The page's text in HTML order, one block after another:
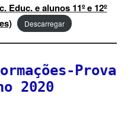
Educ. e alunos 11º e 12º
Descarregar
Prova
2020